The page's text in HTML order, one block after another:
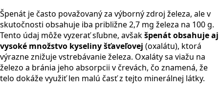
Špenát je často považovaný za výborný zdroj železa, ale v
skutočnosti obsahuje iba približne 2,7 mg železa na 100 g.
Tento údaj môže vyzerať sľubne, avšakšpenát obsahuje aj
vysoké množstvo kyseliny šťaveľovej (oxalátu), ktorá
výrazne znižuje vstrebávanie železa. Oxaláty sa viažu na
železo a bránia jeho absorpcii v črevách, čo znamená, že
telo dokáže využiť len malú časť z tejto minerálnej látky.